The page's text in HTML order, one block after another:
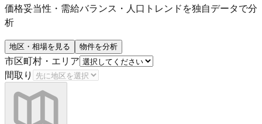
価格妥当性・需給バランス・人口トレンドを独自データで分
析
地区・相場を見る 物件を分析
市区町村・エリア
間取り